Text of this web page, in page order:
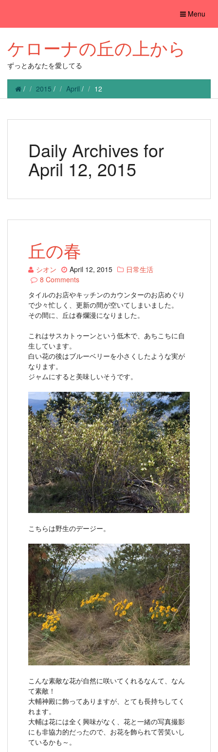
Toggle
Menu
ケローナの丘の上から
ずっとあなたを愛してる
/ 2015 / April / 12
Daily Archives for
April 12, 2015
丘の春
シオン April 12, 2015
日常生活
8 Comments
タイルのお店やキッチンのカウンターのお店めぐり
で少々忙しく、更新の間が空いてしまいました。
その間に、丘は春爛漫になりました。
これはサスカトゥーンという低木で、あちこちに自
生しています。
白い花の後はブルーベリーを小さくしたような実が
なります。
ジャムにすると美味しいそうです。
こちらは野生のデージー。
こんな素敵な花が自然に咲いてくれるなんて、なん
て素敵！
大輔神殿に飾ってありますが、とても長持ちしてく
れます。
大輔は花には全く興味がなく、花と一緒の写真撮影
にも非協力的だったので、お花を飾られて苦笑いし
ているかも～。